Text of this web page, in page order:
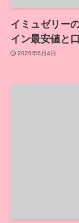
イミュゼリー
イン最安値と
2026年6月4日